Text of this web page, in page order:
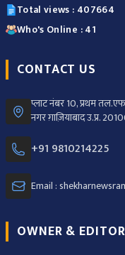
Total views : 407664
Who's Online : 41
CONTACT US
प्लाट नंबर 10, प्रथम
नगर ग़ाज़ियाबाद उ.प्र.
+91 9810214225
Email :
OWNER & EDITOR